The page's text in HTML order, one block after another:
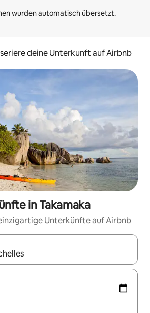
deine Unterkunft auf Airbnb
in Takamaka
Unterkünfte auf Airbnb
sind, navigiere mit den